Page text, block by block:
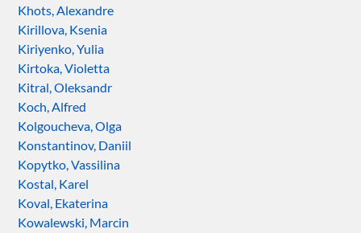
Khots, Alexandre
Kirillova, Ksenia
Kiriyenko, Yulia
Kirtoka, Violetta
Kitral, Oleksandr
Koch, Alfred
Kolgoucheva, Olga
Konstantinov, Daniil
Kopytko, Vassilina
Kostal, Karel
Koval, Ekaterina
Kowalewski, Marcin